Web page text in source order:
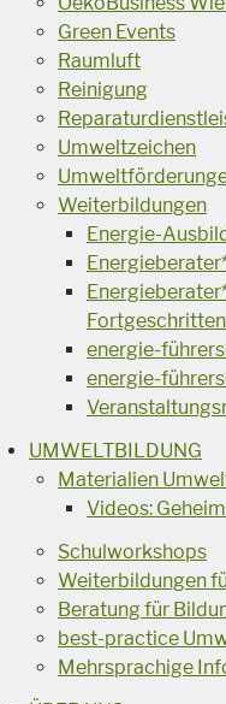
Green Events
Raumluft
Reinigung
Umweltzeichen
Weiterbildungen
Energie-
energie-
energie-
UMWELTBILDUNG
Materialien
Videos:
Schulworkshops
Weiterbildungen
Beratung für
best-practice
Mehrsprachige